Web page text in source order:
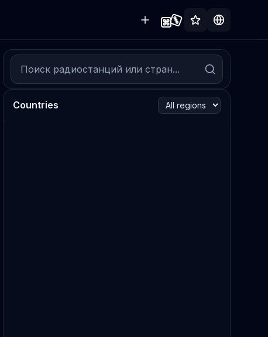
Countries